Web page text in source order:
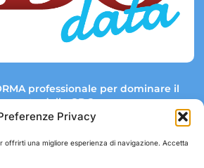
Privacy
offrirti una migliore esperienza di navigazione. Accetta
professionale per dominare il
della GDO.